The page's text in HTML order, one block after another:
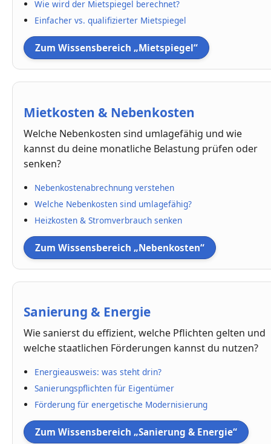
Wie wird der Mietspiegel berechnet?
Einfacher vs. qualifizierter Mietspiegel
Zum Wissensbereich „Mietspiegel“
Mietkosten & Nebenkosten
Welche Nebenkosten sind umlagefähig und wie
kannst du deine monatliche Belastung prüfen oder
senken?
Nebenkostenabrechnung verstehen
Welche Nebenkosten sind umlagefähig?
Heizkosten & Stromverbrauch senken
Zum Wissensbereich „Nebenkosten“
Sanierung & Energie
Wie sanierst du effizient, welche Pflichten gelten und
welche staatlichen Förderungen kannst du nutzen?
Energieausweis: was steht drin?
Sanierungspflichten für Eigentümer
Förderung für energetische Modernisierung
Zum Wissensbereich „Sanierung & Energie“